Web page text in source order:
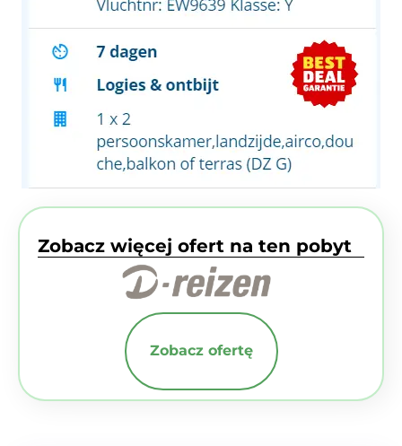
Zobacz więcej ofert na ten pobyt
Zobacz ofertę